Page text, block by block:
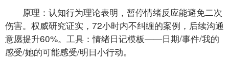
原理：认知行为理论表明，暂停情绪反应能避免二次
伤害。权威研究证实，72小时内不纠缠的案例，后续沟通
意愿提升60%。工具：情绪日记模板——日期/事件/我的
感受/她的可能感受/明日小行动。